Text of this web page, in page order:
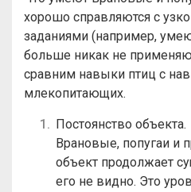
хорошо справляются с
заданиями (например,
больше никак не
сравним навыки птиц с
млекопитающих.
Постоянство объекта.
Врановые, попугаи и
объект продолжает
его не видно. Это